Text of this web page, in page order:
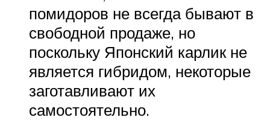
помидоров не всегда бывают в
свободной продаже, но
поскольку Японский карлик не
является гибридом, некоторые
заготавливают их
самостоятельно.